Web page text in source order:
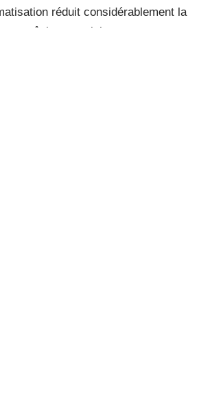
réduit considérablement la
tâches cruciales.